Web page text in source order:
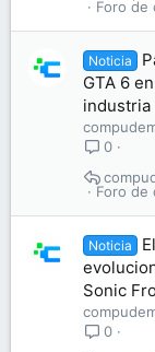
Foro de
Noticia
GTA 6
industria
0
Foro de
Noticia
Sonic
0